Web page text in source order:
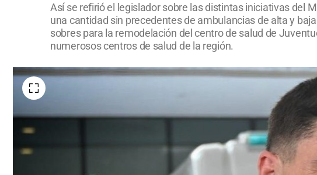
Así se refirió el legislador sobre las distintas iniciativas del
una cantidad sin precedentes de ambulancias de alta y
sobres para la remodelación del centro de salud de
numerosos centros de salud de la región.